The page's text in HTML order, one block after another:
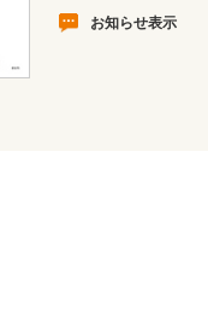
お知らせ表示